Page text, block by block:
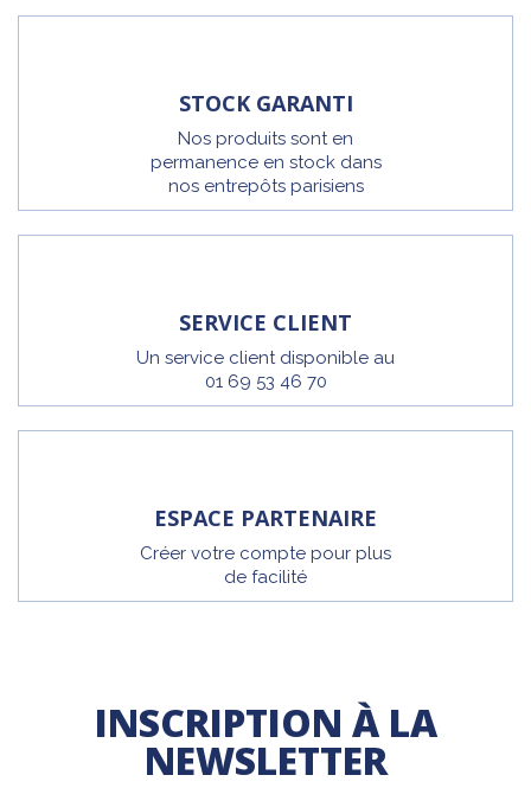
STOCK GARANTI
Nos produits sont en
permanence en stock dans
nos entrepôts parisiens
SERVICE CLIENT
Un service client disponible au
01 69 53 46 70
ESPACE PARTENAIRE
Créer votre compte pour plus
de facilité
INSCRIPTION À LA
NEWSLETTER